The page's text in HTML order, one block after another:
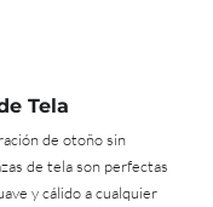
Tela
de otoño sin
de tela son perfectas
y cálido a cualquier